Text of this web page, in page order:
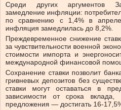
Среди других аргументов
замедление инфляции:
по сравнению с 1,4% в
инфляция замедлилась до 8,2%.
Преждевременное снижение
за чувствительности военной
стоимости импорта и
международной финансовой
Сохранение ставки позволит
гривневых депозитов без
ставки могут оставаться в
зависимости от срока
предложения — достигать 16-